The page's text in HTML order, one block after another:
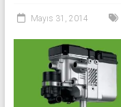
Mayıs 31, 2014